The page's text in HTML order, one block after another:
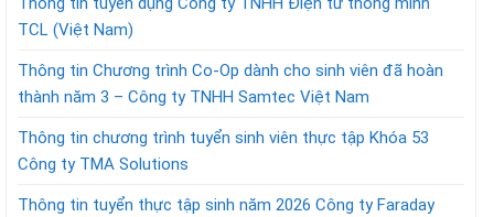
TCL (Việt Nam)
Thông tin Chương trình Co-Op dành cho sinh viên đã hoàn
thành năm 3 – Công ty TNHH Samtec Việt Nam
Thông tin chương trình tuyển sinh viên thực tập Khóa 53
Công ty TMA Solutions
Thông tin tuyển thực tập sinh năm 2026 Công ty Faraday